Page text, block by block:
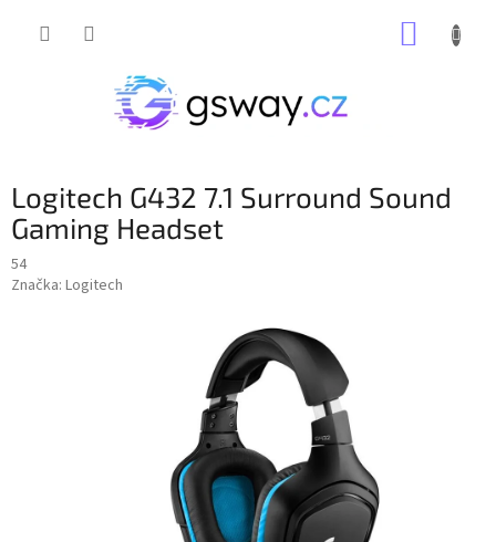
Logitech G432 7.1 Surround Sound
Gaming Headset
54
Značka: Logitech